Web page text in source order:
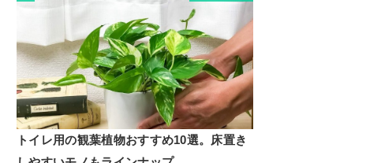
トイレ用の観葉植物おすすめ10選。床置き